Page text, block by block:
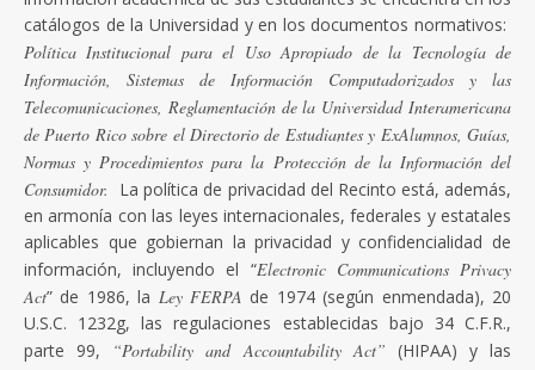
catálogos de la Universidad y en los documentos normativos:
Política Institucional para el Uso Apropiado de la Tecnología de
Información, Sistemas de Información Computadorizados y las
Telecomunicaciones, Reglamentación de la Universidad Interamericana
de Puerto Rico sobre el Directorio de Estudiantes y ExAlumnos, Guías,
Normas y Procedimientos para la Protección de la Información del
Consumidor.
La política de privacidad del Recinto está, además,
en armonía con las leyes internacionales, federales y estatales
aplicables que gobiernan la privacidad y confidencialidad de
información, incluyendo el “Electronic Communications Privacy
Act” de 1986, la Ley FERPA de 1974 (según enmendada), 20
U.S.C. 1232g, las regulaciones establecidas bajo 34 C.F.R.,
parte 99, “Portability and Accountability Act” (HIPAA) y las